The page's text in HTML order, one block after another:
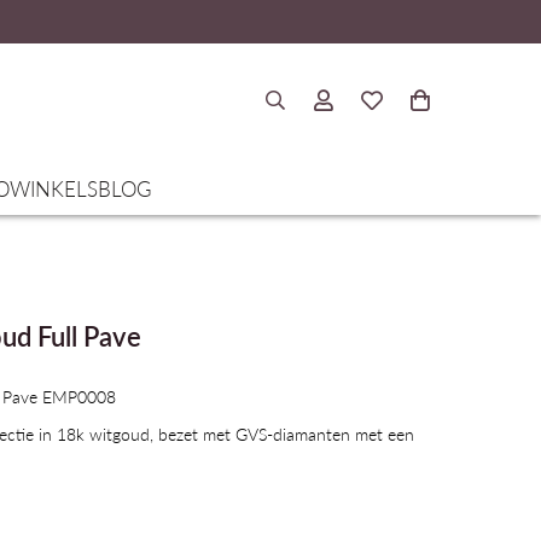
WINKELSBLOG
Full Pave
EMP0008
in 18k witgoud, bezet met GVS-diamanten met een
een moment van het leven, een ontmoeting of de